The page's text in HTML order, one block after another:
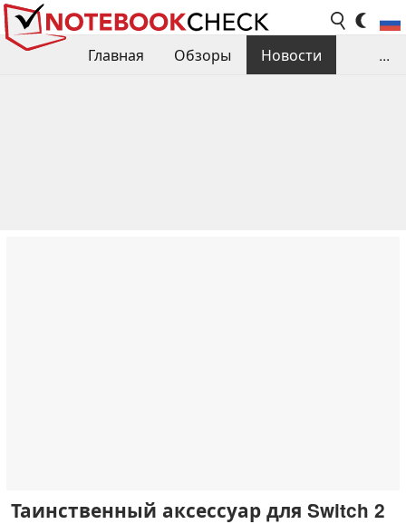
Главная Обзоры
Новости
...
Таинственный аксессуар для Switch 2